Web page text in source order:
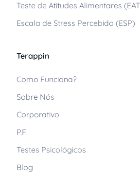
Terappin
Como Funciona?
Sobre Nós
Corporativo
P.F.
Testes Psicológicos
Blog
Teste de Atitudes Alimentares
Escala de Stress Percebido (ESP)